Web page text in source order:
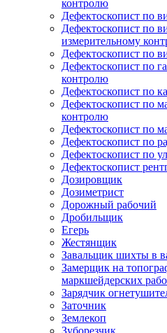
контролю
Дефектоскопист по
Дефектоскопист по
измерительному
Дефектоскопист по
Дефектоскопист по
контролю
Дефектоскопист по
Дефектоскопист по
контролю
Дефектоскопист по
Дефектоскопист по
Дефектоскопист по
Дефектоскопист
Дозировщик
Дозиметрист
Дорожный рабочий
Дробильщик
Егерь
Жестянщик
Завальщик шихты в
Замерщик на
маркшейдерских
Зарядчик
Заточник
Землекоп
Зуборезчик